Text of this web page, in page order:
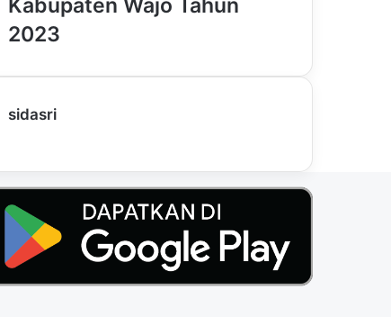
Kabupaten Wajo Tahun
2023
sidasri